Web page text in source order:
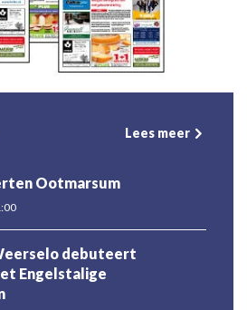
Lees meer
Ootmarsum
debuteert
Engelstalige